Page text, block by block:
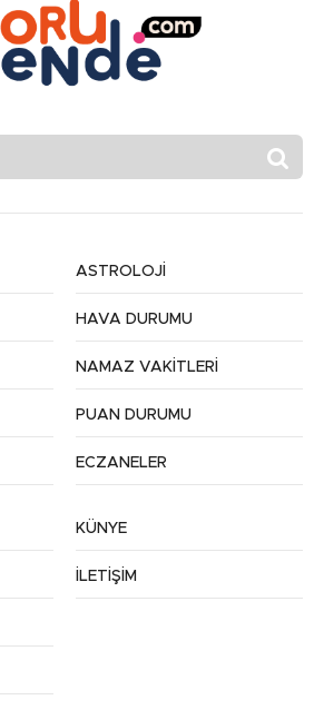
ASTROLOJİ
HAVA DURUMU
NAMAZ VAKİTLERİ
PUAN DURUMU
ECZANELER
KÜNYE
İLETİŞİM